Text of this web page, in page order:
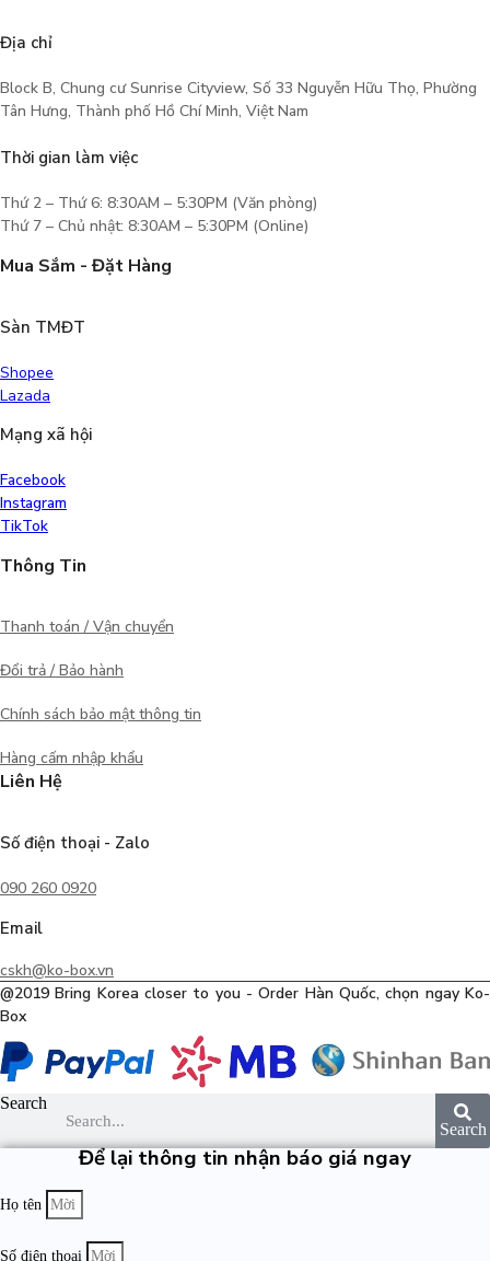
Địa chỉ
Block B, Chung cư Sunrise Cityview, Số 33 Nguyễn Hữu Thọ, Phường
Tân Hưng, Thành phố Hồ Chí Minh, Việt Nam
Thời gian làm việc
Thứ 2 – Thứ 6: 8:30AM – 5:30PM (Văn phòng)
Thứ 7 – Chủ nhật: 8:30AM – 5:30PM (Online)
Mua Sắm - Đặt Hàng
Sàn TMĐT
Shopee
Lazada
Mạng xã hội
Facebook
Instagram
TikTok
Thông Tin
Thanh toán / Vận chuyển
Đổi trả / Bảo hành
Chính sách bảo mật thông tin
Hàng cấm nhập khẩu
Liên Hệ
Số điện thoại - Zalo
090 260 0920
Email
cskh@ko-box.vn
@2019 Bring Korea closer to you - Order Hàn Quốc, chọn ngay Ko-
Box
Search
Search
Để lại thông tin nhận báo giá ngay
Họ tên
Số điện thoại